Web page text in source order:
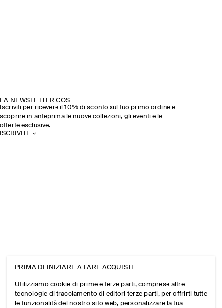
LA NEWSLETTER COS
Iscriviti per ricevere il 10% di sconto sul tuo primo ordine e
scoprire in anteprima le nuove collezioni, gli eventi e le
offerte esclusive.
ISCRIVITI
PRIMA DI INIZIARE A FARE ACQUISTI
Utilizziamo cookie di prime e terze parti, comprese altre
tecnologie di tracciamento di editori terze parti, per offrirti tutte
le funzionalità del nostro sito web, personalizzare la tua